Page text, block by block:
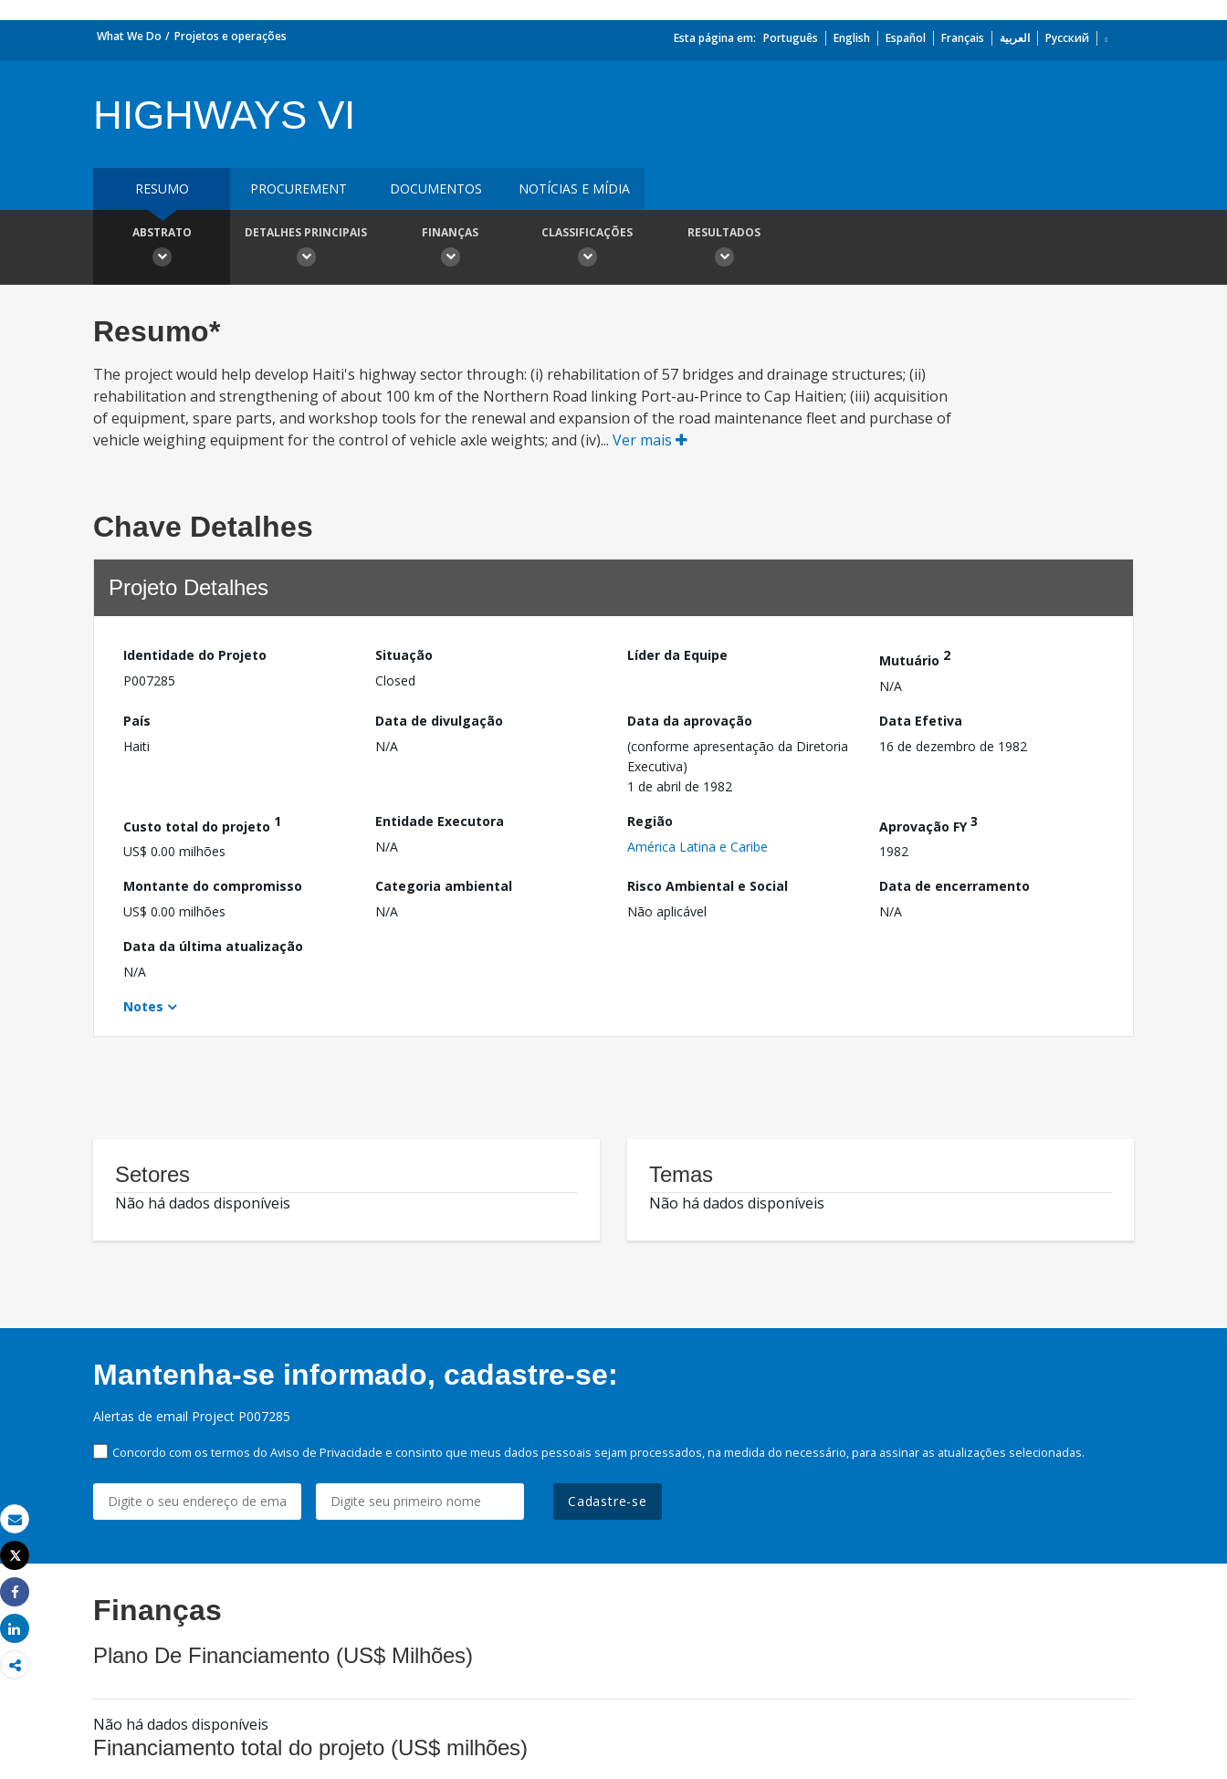
Email
Imprimir
Tweet
Share
Share
What We Do Projetos e operações Esta página em: Português English Español Français العربية Русский
HIGHWAYS VI
RESUMO PROCUREMENT DOCUMENTOS NOTÍCIAS E MÍDIA
ABSTRATO DETALHES PRINCIPAIS FINANÇAS CLASSIFICAÇÕES RESULTADOS
Resumo*
The project would help develop Haiti's highway sector through: (i) rehabilitation of 57 bridges and drainage structures; (ii)
rehabilitation and strengthening of about 100 km of the Northern Road linking Port-au-Prince to Cap Haitien; (iii) acquisition
of equipment, spare parts, and workshop tools for the renewal and expansion of the road maintenance fleet and purchase of
vehicle weighing equipment for the control of vehicle axle weights; and (iv)... Ver mais
Chave Detalhes
Projeto Detalhes
Identidade do Projeto
P007285
Situação
Closed
Líder da Equipe Mutuário 2
N/A
País
Haiti
Data de divulgação
N/A
Data da aprovação
(conforme apresentação da Diretoria
Executiva)
1 de abril de 1982
Data Efetiva
16 de dezembro de 1982
Custo total do projeto 1
US$ 0.00 milhões
Entidade Executora
N/A
Região
América Latina e Caribe
Aprovação FY3
1982
Montante do compromisso
US$ 0.00 milhões
Categoria ambiental
N/A
Risco Ambiental e Social
Não aplicável
Data de encerramento
N/A
Data da última atualização
N/A
Notes
Setores
Não há dados disponíveis
Temas
Não há dados disponíveis
Mantenha-se informado, cadastre-se:
Alertas de email Project P007285
Concordo com os termos do Aviso de Privacidade e consinto que meus dados pessoais sejam processados, na medida do necessário, para assinar as atualizações selecionadas.
Cadastre-se
Finanças
Plano De Financiamento (US$ Milhões)
Não há dados disponíveis
Financiamento total do projeto (US$ milhões)